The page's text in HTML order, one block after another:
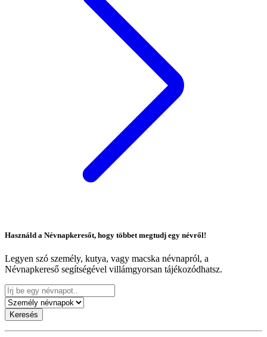
Használd a Névnapkeresőt, hogy többet megtudj egy névről!
Legyen szó személy, kutya, vagy macska névnapról, a
Névnapkereső segítségével villámgyorsan tájékozódhatsz.